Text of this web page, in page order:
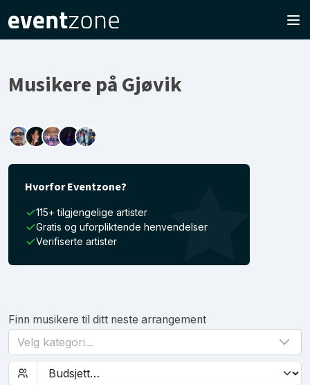
Musikere på Gjøvik
Hvorfor Eventzone?
115+ tilgjengelige artister
Gratis og uforpliktende henvendelser
Verifiserte artister
Finn musikere til ditt neste arrangement
Velg kategori...